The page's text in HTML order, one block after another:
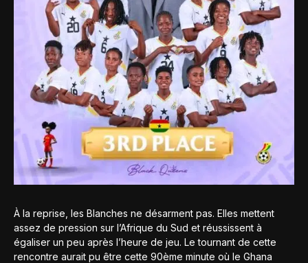
À la reprise, les Blanches ne désarment pas. Elles mettent
assez de pression sur l’Afrique du Sud et réussissent à
égaliser un peu après l’heure de jeu. Le tournant de cette
rencontre aurait pu être cette 90ème minute où le Ghana